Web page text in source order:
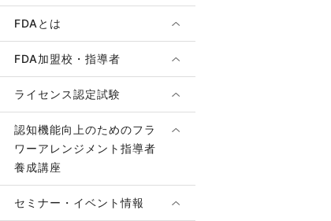
FDAとは
FDA加盟校・指導者
ライセンス認定試験
認知機能向上のためのフラ
ワーアレンジメント指導者
養成講座
セミナー・イベント情報